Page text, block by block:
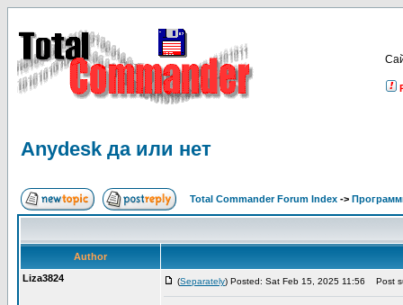
Аnydesk да или нет
Total Commander Forum Index ->
Author
Liza3824
(Separately) Posted: Sat Feb 15, 2025 11:56 Post